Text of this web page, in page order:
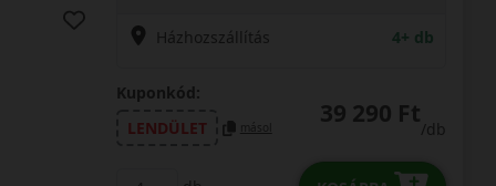
Házhozszállítás 4+ db
Kuponkód:
LENDÜLET
másol 39 290 Ft
/db